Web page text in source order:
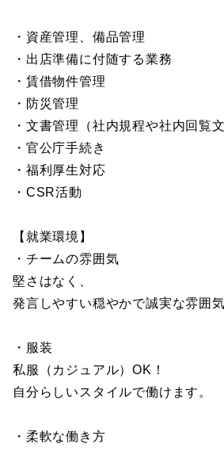
・資産管理、備品管理
・出店準備に付随する業務
・賃借物件管理
・防災管理
・文書管理（社内規程や社内回覧文
・官公庁手続き
・福利厚生対応
・CSR活動
【就業環境】
・チームの雰囲気
堅さはなく、
発言しやすい穏やかで誠実な雰囲気
・服装
私服（カジュアル）OK！
自分らしいスタイルで働けます。
・柔軟な働き方